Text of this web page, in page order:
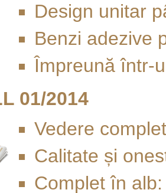
Design unitar
Benzi adezive
Împreună într-
01/2014
Vedere
Calitate și
Complet în